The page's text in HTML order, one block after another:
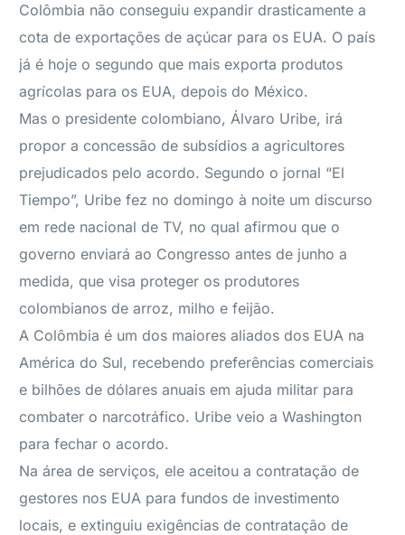
Colômbia não conseguiu expandir drasticamente a
cota de exportações de açúcar para os EUA. O país
já é hoje o segundo que mais exporta produtos
agrícolas para os EUA, depois do México.
Mas o presidente colombiano, Álvaro Uribe, irá
propor a concessão de subsídios a agricultores
prejudicados pelo acordo. Segundo o jornal “El
Tiempo”, Uribe fez no domingo à noite um discurso
em rede nacional de TV, no qual afirmou que o
governo enviará ao Congresso antes de junho a
medida, que visa proteger os produtores
colombianos de arroz, milho e feijão.
A Colômbia é um dos maiores aliados dos EUA na
América do Sul, recebendo preferências comerciais
e bilhões de dólares anuais em ajuda militar para
combater o narcotráfico. Uribe veio a Washington
para fechar o acordo.
Na área de serviços, ele aceitou a contratação de
gestores nos EUA para fundos de investimento
locais, e extinguiu exigências de contratação de